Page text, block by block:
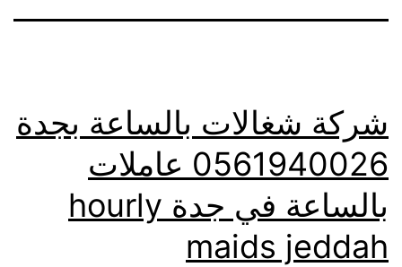
شركة شغالات بالساعة بجدة
0561940026 عاملات
بالساعة في جدة hourly
maids jeddah